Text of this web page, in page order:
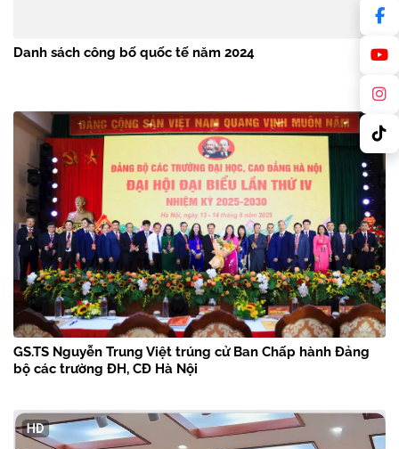
Danh sách công bố quốc tế năm 2024
GS.TS Nguyễn Trung Việt trúng cử Ban Chấp hành Đảng
bộ các trường ĐH, CĐ Hà Nội